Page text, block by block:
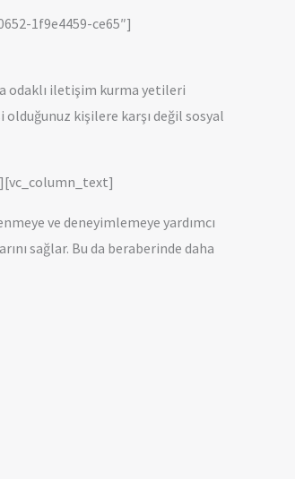
1f9e4459-ce65″]
odaklı iletişim kurma yetileri
olduğunuz kişilere karşı değil sosyal
ve deneyimlemeye yardımcı
sağlar. Bu da beraberinde daha